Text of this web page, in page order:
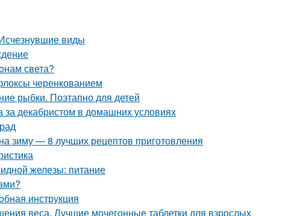
виды
света?
черенкованием
рыбки. Поэтапно для детей
декабристом в домашних условиях
зиму — 8 лучших рецептов приготовления
железы: питание
инструкция
веса. Лучшие мочегонные таблетки для взрослых